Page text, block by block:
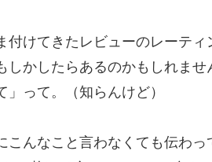
付けてきたレビューのレーテ
しかしたらあるのかもしれま
」って。（知らんけど）
こんなこと言わなくても伝わ